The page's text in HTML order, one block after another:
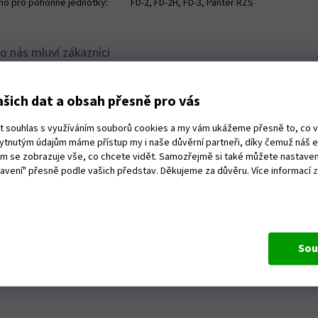
dat a obsah přesně pro vás
souhlas s využíváním souborů cookies a my vám ukážeme přesně to, co
údajům máme přístup my i naše důvěrní partneři, díky čemuž náš
se zobrazuje vše, co chcete vidět. Samozřejmě si také můžete
přesně podle vašich představ. Děkujeme za důvěru. Více informací
Hodnocení obchodu je 5 z 5 hvězdiček.
24.6.2026
a kvalita dodání + Dobré
Rychlé